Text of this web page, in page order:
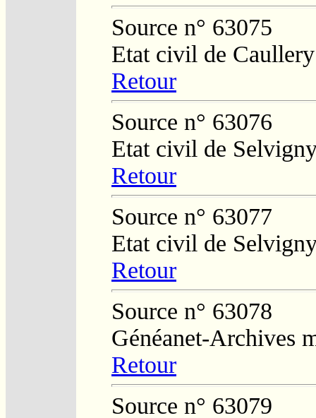
Source n° 63075
Etat civil de Caullery
Retour
Source n° 63076
Etat civil de
Retour
Source n° 63077
Etat civil de
Retour
Source n° 63078
Généanet-Archives
Retour
Source n° 63079